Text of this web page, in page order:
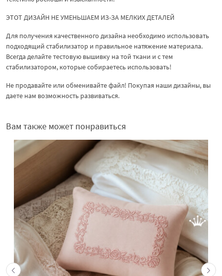
ЭТОТ ДИЗАЙН НЕ УМЕНЬШАЕМ ИЗ-ЗА МЕЛКИХ ДЕТАЛЕЙ
Для получения качественного дизайна необходимо использовать
подходящий стабилизатор и правильное натяжение материала.
Всегда делайте тестовую вышивку на той ткани и с тем
стабилизатором, которые собираетесь использовать!
Не продавайте или обменивайте файл! Покупая наши дизайны, вы
даете нам возможность развиваться.
Вам также может понравиться